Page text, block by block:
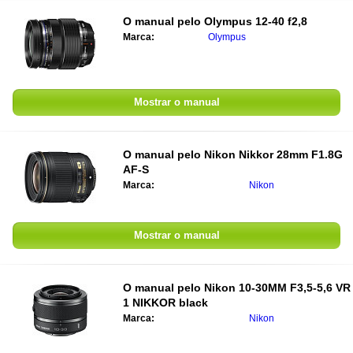
O manual pelo Olympus 12-40 f2,8
Marca: Olympus
Mostrar o manual
O manual pelo Nikon Nikkor 28mm F1.8G
AF-S
Marca: Nikon
Mostrar o manual
O manual pelo Nikon 10-30MM F3,5-5,6 VR
1 NIKKOR black
Marca: Nikon